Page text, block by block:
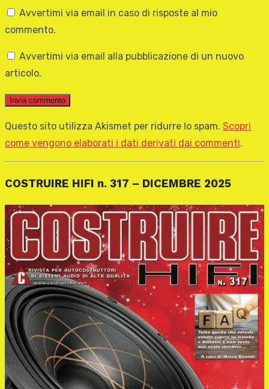
Avvertimi via email in caso di risposte al mio
commento.
Avvertimi via email alla pubblicazione di un nuovo
articolo.
Questo sito utilizza Akismet per ridurre lo spam. Scopri
come vengono elaborati i dati derivati dai commenti.
COSTRUIRE HIFI n. 317 – DICEMBRE 2025